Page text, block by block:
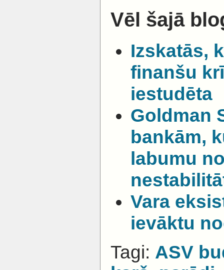
Vēl šajā
Izskatās,
finanšu
iestudēta
Goldman
bankām,
labumu
Vara
ievāktu
Tagi: ASV